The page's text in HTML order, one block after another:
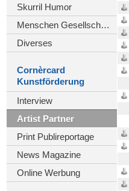
Skurril Humor
Menschen Gesellschaft
Diverses
Cornèrcard
Kunstförderung
Interview
Artist Partner
Print Publireportage
News Magazine
Online Werbung